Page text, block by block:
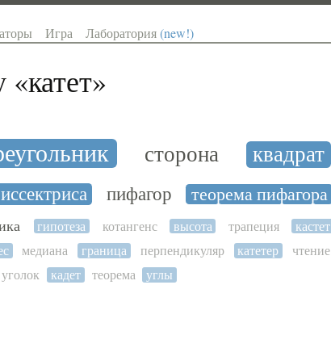
Игра Лаборатория(new!)
«катет»
сторона
квадрат
пифагор
теорема пифагора
гипотеза котангенс высота трапеция
кастет
медиана граница перпендикуляр катетер
чтение
уголок кадет теорема углы